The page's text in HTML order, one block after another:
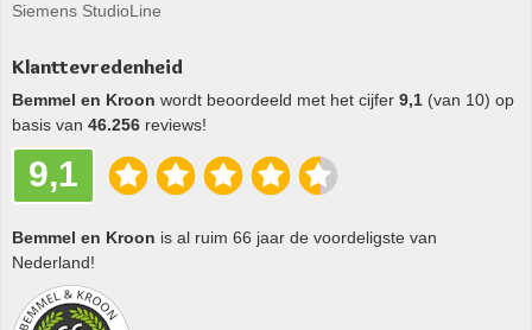
Siemens StudioLine
Klanttevredenheid
Bemmel en Kroon wordt beoordeeld met het cijfer 9,1 (van 10) op
basis van 46.256 reviews!
9,1
Bemmel en Kroon is al ruim 66 jaar de voordeligste van
Nederland!